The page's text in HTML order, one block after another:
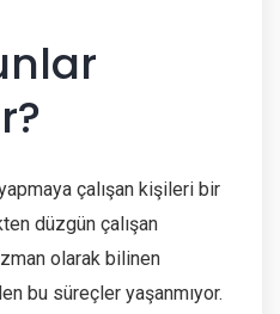
çalışan kişileri bir
düzgün çalışan
olarak bilinen
bu süreçler yaşanmıyor.